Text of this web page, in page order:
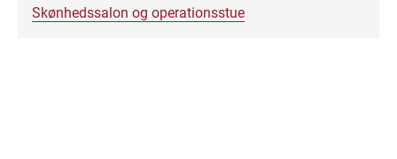
Skønhedssalon og operationsstue